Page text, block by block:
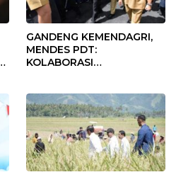
GANDENG KEMENDAGRI,
MENDES PDT:
KOLABORASI